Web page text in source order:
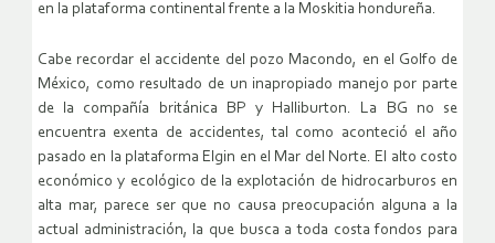
en la plataforma continental frente a la Moskitia hondureña.
Cabe recordar el accidente del pozo Macondo, en el Golfo de
México, como resultado de un inapropiado manejo por parte
de la compañía británica BP y Halliburton. La BG no se
encuentra exenta de accidentes, tal como aconteció el año
pasado en la plataforma Elgin en el Mar del Norte. El alto costo
económico y ecológico de la explotación de hidrocarburos en
alta mar, parece ser que no causa preocupación alguna a la
actual administración, la que busca a toda costa fondos para